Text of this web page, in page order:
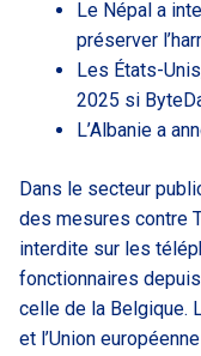
Le Népal a
préserver
Les États-
2025 si
L’Albanie a
Dans le secteur
des mesures contre
interdite sur les
fonctionnaires
celle de la Belgique.
et l’Union